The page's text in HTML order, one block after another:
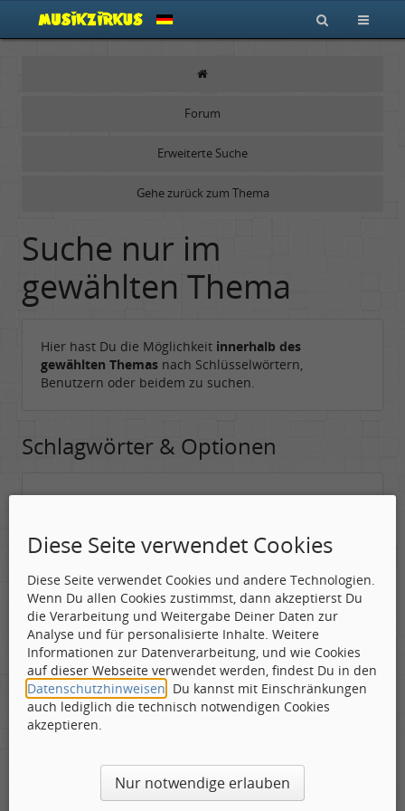
Forum
Erweiterte Suche
Gehe zurück zum Thema
Suche nur im
gewählten Thema
Hier hast Du die Möglichkeit innerhalb des
gewählten Themas nach Schlüsselwörtern,
Benutzern oder beidem zu suchen.
Schlagwörter & Optionen
Suchwörter:
werden soll.
Nach allen angegebenen Begriffen suchen.
Mindestens ein Begriff muss vorhanden sein.
Suche nach Benutzer:
Hier kannst Du (optional) nach einem Benutzer suchen, der den
Beitrag verfasst hat. Du kannst den * als Jokerzeichen benutzen, um
ähnliche Nutzernamen zu finden.
Die Visuelle Bestätigung hilft dabei automatische Spambots
und Scripte von den Diensten dieses Forums abzuhalten.
Derartige Scripte sind normalerweise nicht in der Lage den
Diese Seite verwendet Cookies
Diese Seite verwendet Cookies und andere Technologien.
Wenn Du allen Cookies zustimmst, dann akzeptierst Du
die Verarbeitung und Weitergabe Deiner Daten zur
Analyse und für personalisierte Inhalte. Weitere
Informationen zur Datenverarbeitung, und wie Cookies
auf dieser Webseite verwendet werden, findest Du in den
Datenschutzhinweisen . Du kannst mit Einschränkungen
auch lediglich die technisch notwendigen Cookies
akzeptieren.
Nur notwendige erlauben